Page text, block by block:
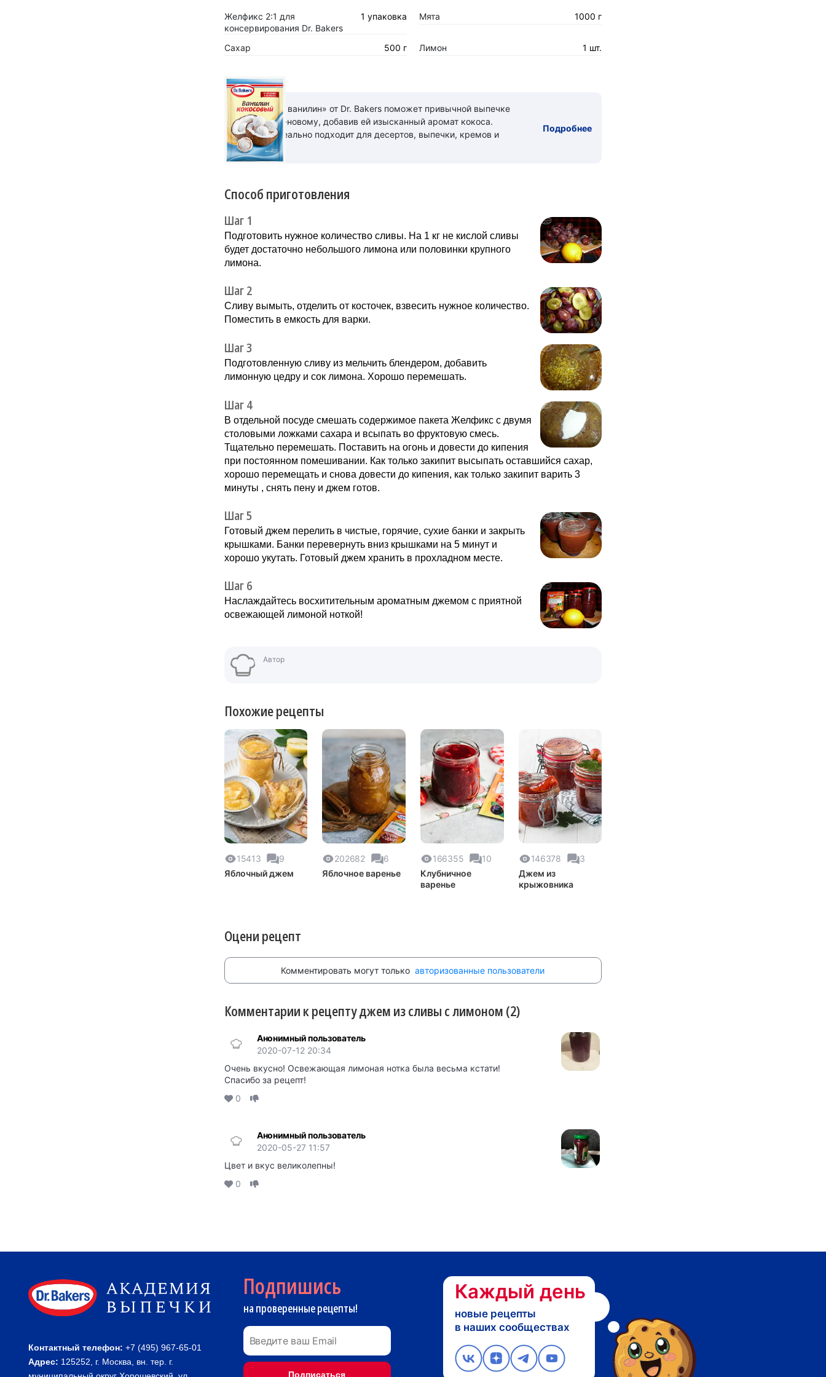
Желфикс 2:1 для
консервирования Dr. Bakers
1 упаковка Мята 1000 г
Сахар 500 г Лимон 1 шт.
«Кокосовый ванилин» от Dr. Bakers поможет привычной выпечке
заиграть по-новому, добавив ей изысканный аромат кокоса.
Новинка идеально подходит для десертов, выпечки, кремов и
напитков.
Подробнее
Способ приготовления
Шаг 1
Подготовить нужное количество сливы. На 1 кг не кислой сливы
будет достаточно небольшого лимона или половинки крупного
лимона.
Шаг 2
Сливу вымыть, отделить от косточек, взвесить нужное количество.
Поместить в емкость для варки.
Шаг 3
Подготовленную сливу из мельчить блендером, добавить
лимонную цедру и сок лимона. Хорошо перемешать.
Шаг 4
В отдельной посуде смешать содержимое пакета Желфикс с двумя
столовыми ложками сахара и всыпать во фруктовую смесь.
Тщательно перемешать. Поставить на огонь и довести до кипения
при постоянном помешивании. Как только закипит высыпать оставшийся сахар,
хорошо перемещать и снова довести до кипения, как только закипит варить 3
минуты , снять пену и джем готов.
Шаг 5
Готовый джем перелить в чистые, горячие, сухие банки и закрыть
крышками. Банки перевернуть вниз крышками на 5 минут и
хорошо укутать. Готовый джем хранить в прохладном месте.
Шаг 6
Наслаждайтесь восхитительным ароматным джемом с приятной
освежающей лимоной ноткой!
Автор
Похожие рецепты
15413
9
Яблочный джем
202682
6
Яблочное варенье
166355
10
Клубничное
варенье
146378
3
Джем из
крыжовника
Оцени рецепт
Комментировать могут толькоавторизованные пользователи
Комментарии к рецепту джем из сливы с лимоном (2)
Анонимный пользователь
2020-07-12 20:34
Очень вкусно! Освежающая лимоная нотка была весьма кстати!
Спасибо за рецепт!
0
Анонимный пользователь
2020-05-27 11:57
Цвет и вкус великолепны!
0
Контактный телефон: +7 (495) 967-65-01
Адрес: 125252, г. Москва, вн. тер. г.
Подпишись
на проверенные рецепты!
Каждый день
новые рецепты
в наших сообществах